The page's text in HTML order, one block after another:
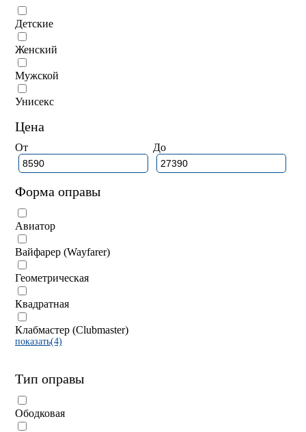
Детские
Женский
Мужской
Унисекс
Цена
От До
Форма оправы
Авиатор
Вайфарер (Wayfarer)
Геометрическая
Квадратная
Клабмастер (Clubmaster)
показать(4)
Тип оправы
Ободковая